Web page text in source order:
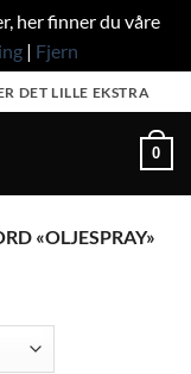
her finner du våre
| Fjern
DET LILLE EKSTRA
0
«OLJESPRAY»